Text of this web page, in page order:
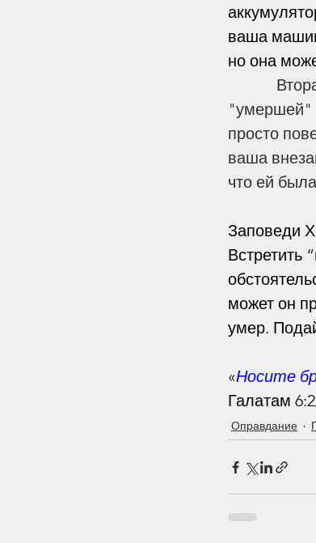
Контекст
ваша
но она
Вторая
"умершей"
просто
ваша
что ей
Заповеди
Встретить
может он
умер.
«Носите
Галатам
Оправдание